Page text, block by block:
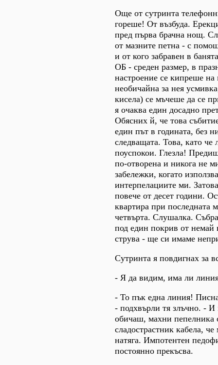
Още от сутринта
гореше! От възбуда.
пред първа брачна нощ.
от мазните петна - с
и от кого забравен в
ОБ - среден размер, в
настроение се кипреше на
необичайна за нея
кисела) се мъчеше да се
я очаква един досадно
Обясних й, че това
един път в годината, без
следващата. Това, като че
поуспокои. Глезла!
по-отворена и никога не
забележки, когато
интерпелациите ми.
повече от десет години.
квартира при последната
четвърта. Слушалка.
под един покрив от немай
струва - ще си имаме
Сутринта я повдигнах за
- Я да видим, има ли
- То пък една линия!
- подхвърли тя злъчно. - И
обичаш, махни пепелника
сладострастник кабела,
натяга. Импотентен
постоянно прекъсва.